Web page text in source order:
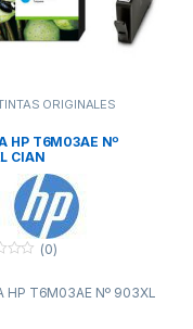
ORIGINALES
HP T6M03AE Nº
CIAN
(0)
HP T6M03AE Nº 903XL